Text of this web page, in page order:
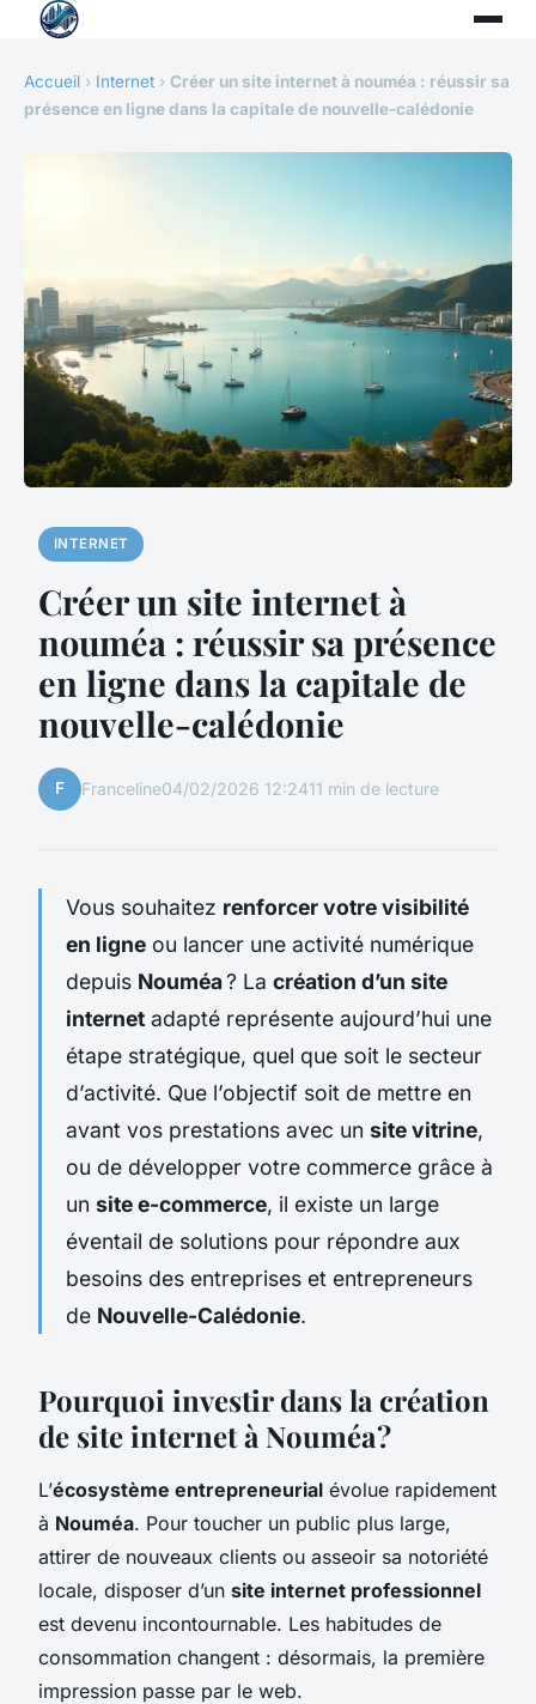
Accueil › Internet › Créer un site internet à nouméa : réussir sa
présence en ligne dans la capitale de nouvelle-calédonie
INTERNET
Créer un site internet à
nouméa : réussir sa présence
en ligne dans la capitale de
nouvelle-calédonie
F Franceline04/02/2026 12:2411 min de lecture
Vous souhaitez renforcer votre visibilité
en ligne ou lancer une activité numérique
depuis Nouméa? La création d’un site
internet adapté représente aujourd’hui une
étape stratégique, quel que soit le secteur
d’activité. Que l’objectif soit de mettre en
avant vos prestations avec un site vitrine,
ou de développer votre commerce grâce à
un site e-commerce, il existe un large
éventail de solutions pour répondre aux
besoins des entreprises et entrepreneurs
de Nouvelle-Calédonie.
Pourquoi investir dans la création
de site internet à Nouméa ?
L’écosystème entrepreneurial évolue rapidement
à Nouméa. Pour toucher un public plus large,
attirer de nouveaux clients ou asseoir sa notoriété
locale, disposer d’un site internet professionnel
est devenu incontournable. Les habitudes de
consommation changent : désormais, la première
impression passe par le web.